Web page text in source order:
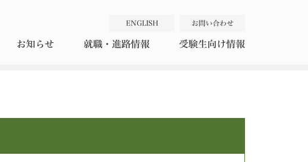
お知らせ 就職・進路情報 受験生向け情報
ENGLISH お問い合わせ